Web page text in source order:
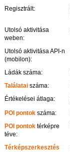
Regisztrált:
Utolsó aktivitása
weben:
Utolsó aktivitása API-n
(mobilon):
Ládák száma:
Találatai száma:
Értékelései átlaga:
POI pontok száma:
POI pontok térképre
téve:
Térképszerkesztés